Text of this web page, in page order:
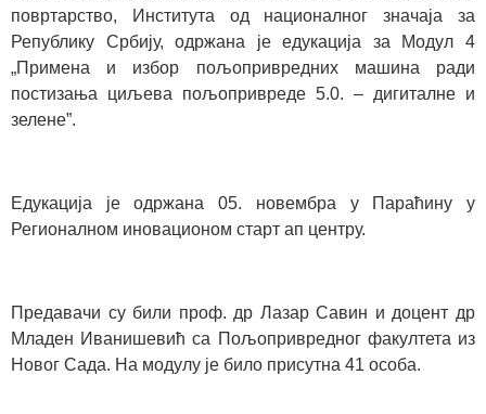
повртарство, Института од националног значаја за
Републику Србију, одржана је едукација за Модул 4
„Примена и избор пољопривредних машина ради
постизања циљева пољопривреде 5.0. – дигиталне и
зелене”.
Едукација је одржана 05. новембра у Параћину у
Регионалном иновационом старт ап центру.
Предавачи су били проф. др Лазар Савин и доцент др
Младен Иванишевић са Пољопривредног факултета из
Новог Сада. На модулу је било присутна 41 особа.